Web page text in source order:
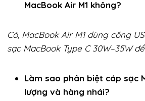
MacBook Air M1 không?
Có, MacBook Air M1 dùng cổng
sạc MacBook Type C 30W–35W
Làm sao phân biệt cáp sạc
lượng và hàng nhái?